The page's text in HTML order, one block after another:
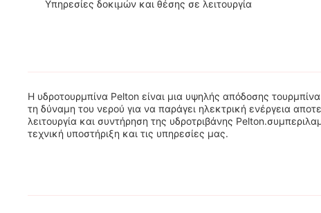
Υπηρεσίες δοκιμών και θέσης σε λειτουργία
Η υδροτουρμπίνα Pelton είναι μια υψηλής απόδοσης
τη δύναμη του νερού για να παράγει ηλεκτρική ενέργεια
λειτουργία και συντήρηση της υδροτριβάνης
τεχνική υποστήριξη και τις υπηρεσίες μας.